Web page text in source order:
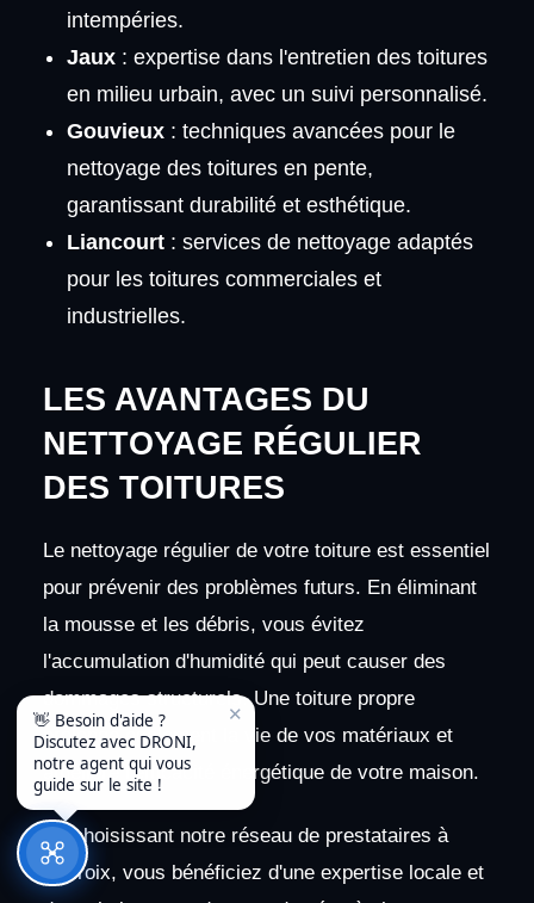
intempéries.
Jaux: expertise dans l'entretien des toitures
en milieu urbain, avec un suivi personnalisé.
Gouvieux: techniques avancées pour le
nettoyage des toitures en pente,
garantissant durabilité et esthétique.
Liancourt: services de nettoyage adaptés
pour les toitures commerciales et
industrielles.
LES AVANTAGES DU
NETTOYAGE RÉGULIER
DES TOITURES
Le nettoyage régulier de votre toiture est essentiel
pour prévenir des problèmes futurs. En éliminant
la mousse et les débris, vous évitez
l'accumulation d'humidité qui peut causer des
dommages structurels. Une toiture propre
prolonge également la vie de vos matériaux et
améliore l'efficacité énergétique de votre maison.
En choisissant notre réseau de prestataires à
Clairoix, vous bénéficiez d'une expertise locale et
👋 Besoin d'aide ?
Discutez avec DRONI,
notre agent qui vous
guide sur le site !
✕